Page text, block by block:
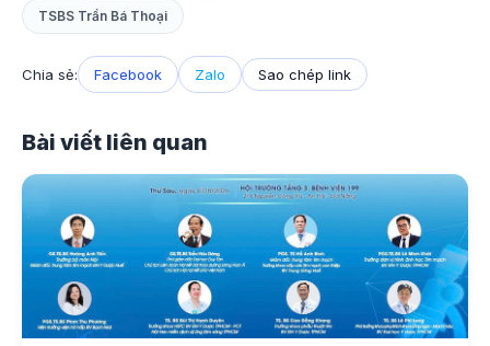
TSBS Trần Bá Thoại
Chia sẻ: Facebook Zalo Sao chép link
Bài viết liên quan